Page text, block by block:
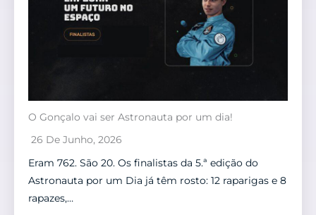
O Gonçalo vai ser Astronauta por um dia!
26 De Junho, 2026
Eram 762. São 20. Os finalistas da 5.ª edição do
Astronauta por um Dia já têm rosto: 12 raparigas e 8
rapazes,…